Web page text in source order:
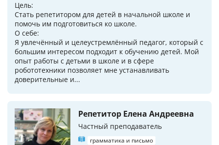
Цель:
Стать репетитором для детей в начальной школе и
помочь им подготовиться ко школе.
О себе:
Я увлечённый и целеустремлённый педагог, который с
большим интересом подходит к обучению детей. Мой
опыт работы с детьми в школе и в сфере
робототехники позволяет мне устанавливать
доверительные и...
Репетитор Елена Андреевна
Частный преподаватель
грамматика и письмо